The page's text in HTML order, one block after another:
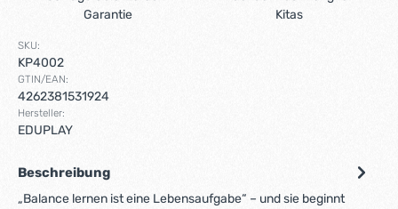
Garantie
Kitas
SKU:
KP4002
GTIN/EAN:
4262381531924
Hersteller:
EDUPLAY
Beschreibung
„Balance lernen ist eine Lebensaufgabe“ – und sie beginnt